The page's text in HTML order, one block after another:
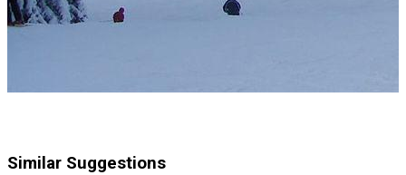
Similar Suggestions